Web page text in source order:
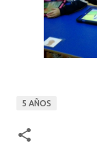
5 AÑOS